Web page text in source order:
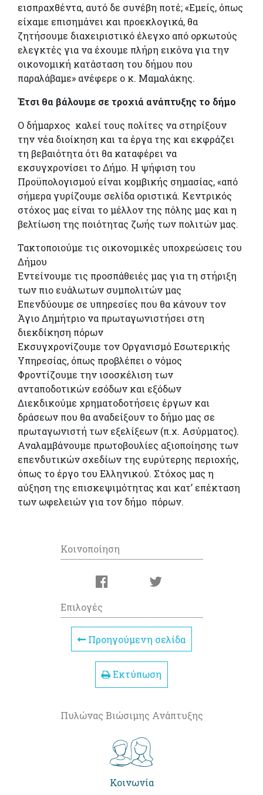
εισπραχθέντα, αυτό δε συνέβη ποτέ; «Εμείς, όπως
είχαμε επισημάνει και προεκλογικά, θα
ζητήσουμε διαχειριστικό έλεγχο από ορκωτούς
ελεγκτές για να έχουμε πλήρη εικόνα για την
οικονομική κατάσταση του δήμου που
παραλάβαμε» ανέφερε ο κ. Μαμαλάκης.
Έτσι θα βάλουμε σε τροχιά ανάπτυξης το δήμο
Ο δήμαρχος καλεί τους πολίτες να στηρίξουν
την νέα διοίκηση και τα έργα της και εκφράζει
τη βεβαιότητα ότι θα καταφέρει να
εκσυγχρονίσει το Δήμο. Η ψήφιση του
Προϋπολογισμού είναι κομβικής σημασίας, «από
σήμερα γυρίζουμε σελίδα οριστικά. Κεντρικός
στόχος μας είναι το μέλλον της πόλης μας και η
βελτίωση της ποιότητας ζωής των πολιτών μας.
Τακτοποιούμε τις οικονομικές υποχρεώσεις του
Δήμου
Εντείνουμε τις προσπάθειές μας για τη στήριξη
των πιο ευάλωτων συμπολιτών μας
Επενδύουμε σε υπηρεσίες που θα κάνουν τον
Άγιο Δημήτριο να πρωταγωνιστήσει στη
διεκδίκηση πόρων
Εκσυγχρονίζουμε τον Οργανισμό Εσωτερικής
Υπηρεσίας, όπως προβλέπει ο νόμος
Φροντίζουμε την ισοσκέλιση των
ανταποδοτικών εσόδων και εξόδων
Διεκδικούμε χρηματοδοτήσεις έργων και
δράσεων που θα αναδείξουν το δήμο μας σε
πρωταγωνιστή των εξελίξεων (π.χ. Ασύρματος).
Αναλαμβάνουμε πρωτοβουλίες αξιοποίησης των
επενδυτικών σχεδίων της ευρύτερης περιοχής,
όπως το έργο του Ελληνικού. Στόχος μας η
αύξηση της επισκεψιμότητας και κατ’ επέκταση
των ωφελειών για τον δήμο πόρων.
Κοινοποίηση
Επιλογές
Προηγούμενη σελίδα
Εκτύπωση
Πυλώνας Βιώσιμης Ανάπτυξης
Κοινωνία